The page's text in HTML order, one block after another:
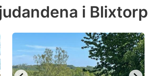
the
key
to
i Blixtorp